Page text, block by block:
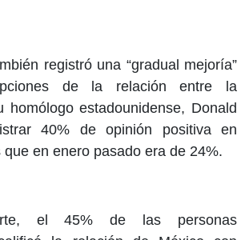
registró una “gradual mejoría”
de la relación entre la
homólogo estadounidense, Donald
40% de opinión positiva en
que en enero pasado era de 24%.
el 45% de las personas